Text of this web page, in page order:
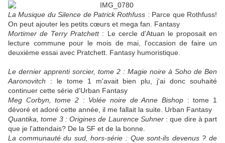
La Musique du Silence de Patrick Rothfuss : Parce que Rothfuss!
On peut ajouter les petits cœurs et mega fan. Fantasy
Mortimer de Terry Pratchett: Le cercle d'Atuan le proposait en
lecture commune pour le mois de mai, l'occasion de faire un
deuxième essai avec Pratchett. Fantasy humoristique.
Le dernier apprenti sorcier, tome 2 : Magie noire à Soho de Ben
Aaronovitch : le tome 1 m'avait bien plu, j'ai donc souhaité
continuer cette série d'Urban Fantasy
Meg Corbyn, tome 2 : Volée noire de Anne Bishop : tome 1
dévoré et adoré cette année, il me fallait la suite. Urban Fantasy
Quantika, tome 3 : Origines de Laurence Suhner: que dire à part
que je l'attendais? De la SF et de la bonne.
La communauté du sud, hors-série : Que sont-ils devenus ? de